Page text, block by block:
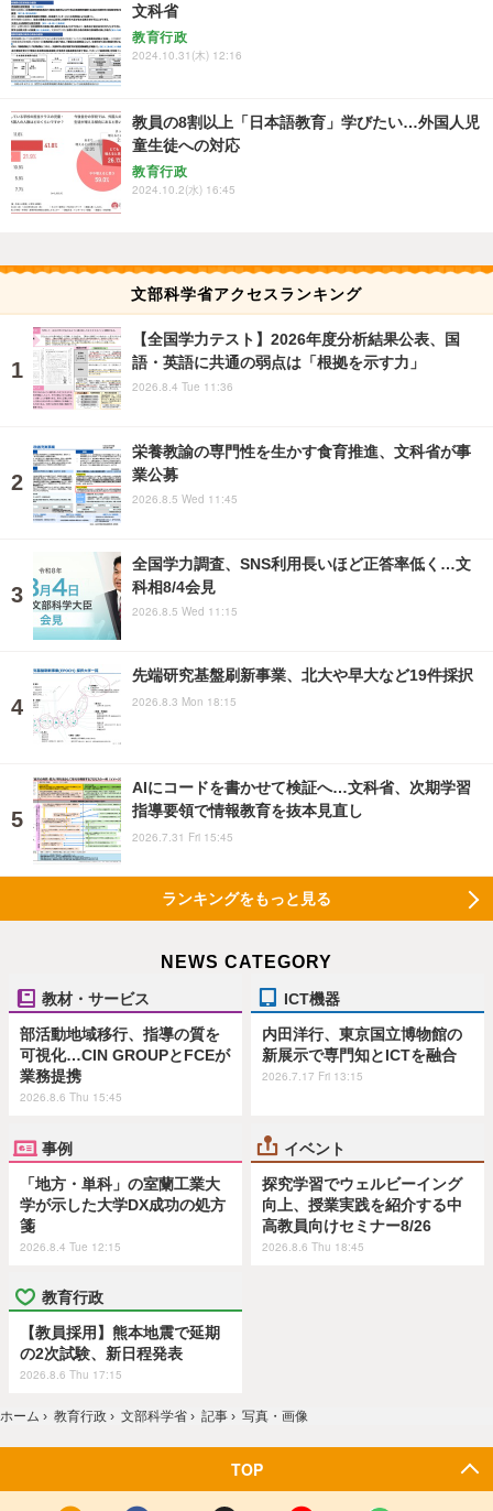
文科省
教育行政
2024.10.31(木) 12:16
教員の8割以上「日本語教育」学びたい…外国人児
童生徒への対応
教育行政
2024.10.2(水) 16:45
文部科学省アクセスランキング
【全国学力テスト】2026年度分析結果公表、国
語・英語に共通の弱点は「根拠を示す力」
2026.8.4 Tue 11:36
栄養教諭の専門性を生かす食育推進、文科省が事
業公募
2026.8.5 Wed 11:45
全国学力調査、SNS利用長いほど正答率低く…文
科相8/4会見
2026.8.5 Wed 11:15
先端研究基盤刷新事業、北大や早大など19件採択
2026.8.3 Mon 18:15
AIにコードを書かせて検証へ…文科省、次期学習
指導要領で情報教育を抜本見直し
2026.7.31 Fri 15:45
ランキングをもっと見る
NEWS CATEGORY
教材・サービス
部活動地域移行、指導の質を
可視化…CIN GROUPとFCEが
業務提携
2026.8.6 Thu 15:45
ICT機器
内田洋行、東京国立博物館の
新展示で専門知とICTを融合
2026.7.17 Fri 13:15
事例
「地方・単科」の室蘭工業大
学が示した大学DX成功の処方
箋
2026.8.4 Tue 12:15
イベント
探究学習でウェルビーイング
向上、授業実践を紹介する中
高教員向けセミナー8/26
2026.8.6 Thu 18:45
教育行政
【教員採用】熊本地震で延期
の2次試験、新日程発表
2026.8.6 Thu 17:15
ホーム › 教育行政 › 文部科学省 › 記事 › 写真・画像
TOP